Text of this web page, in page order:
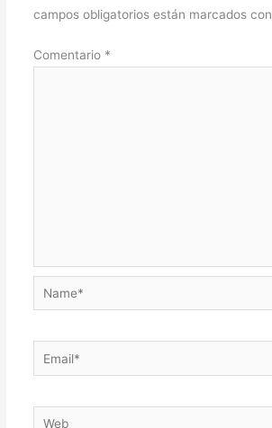
campos obligatorios están marcados con
Comentario *
Name*
Email*
Web